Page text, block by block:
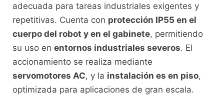
adecuada para tareas industriales exigentes y
repetitivas. Cuenta con protección IP55 en el
cuerpo del robot y en el gabinete, permitiendo
su uso en entornos industriales severos. El
accionamiento se realiza mediante
servomotores AC, y la instalación es en piso,
optimizada para aplicaciones de gran escala.